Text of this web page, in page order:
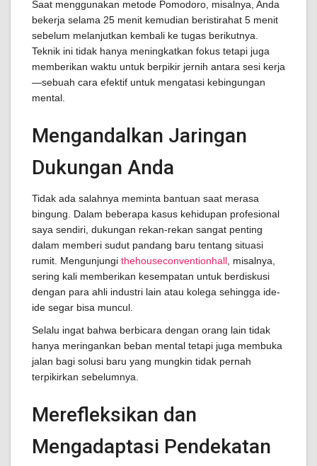
Saat menggunakan metode Pomodoro, misalnya, Anda
bekerja selama 25 menit kemudian beristirahat 5 menit
sebelum melanjutkan kembali ke tugas berikutnya.
Teknik ini tidak hanya meningkatkan fokus tetapi juga
memberikan waktu untuk berpikir jernih antara sesi kerja
—sebuah cara efektif untuk mengatasi kebingungan
mental.
Mengandalkan Jaringan
Dukungan Anda
Tidak ada salahnya meminta bantuan saat merasa
bingung. Dalam beberapa kasus kehidupan profesional
saya sendiri, dukungan rekan-rekan sangat penting
dalam memberi sudut pandang baru tentang situasi
rumit. Mengunjungi thehouseconventionhall , misalnya,
sering kali memberikan kesempatan untuk berdiskusi
dengan para ahli industri lain atau kolega sehingga ide-
ide segar bisa muncul.
Selalu ingat bahwa berbicara dengan orang lain tidak
hanya meringankan beban mental tetapi juga membuka
jalan bagi solusi baru yang mungkin tidak pernah
terpikirkan sebelumnya.
Merefleksikan dan
Mengadaptasi Pendekatan